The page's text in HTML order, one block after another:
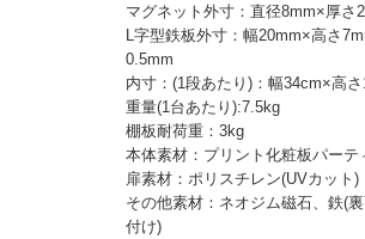
マグネット外寸：直径8mm×厚さ
L字型鉄板外寸：幅20mm×高さ
0.5mm
内寸：(1段あたり)：幅34cm×高
重量(1台あたり):7.5kg
棚板耐荷重：3kg
本体素材：プリント化粧板パーテ
扉素材：ポリスチレン(UVカット)
その他素材：ネオジム磁石、鉄(
付け)